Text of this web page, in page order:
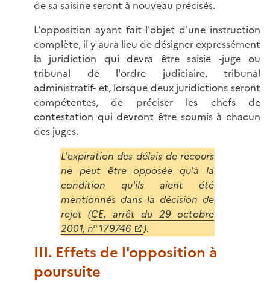
de sa saisine seront à nouveau précisés.
L'opposition ayant fait l'objet d'une instruction
complète, il y aura lieu de désigner expressément
la juridiction qui devra être saisie -juge ou
tribunal de l'ordre judiciaire, tribunal
administratif- et, lorsque deux juridictions seront
compétentes, de préciser les chefs de
contestation qui devront être soumis à chacun
des juges.
L'expiration des délais de recours
ne peut être opposée qu'à la
condition qu'ils aient été
mentionnés dans la décision de
rejet (CE, arrêt du 29 octobre
2001, n° 179746
).
III. Effets de l'opposition à
poursuite